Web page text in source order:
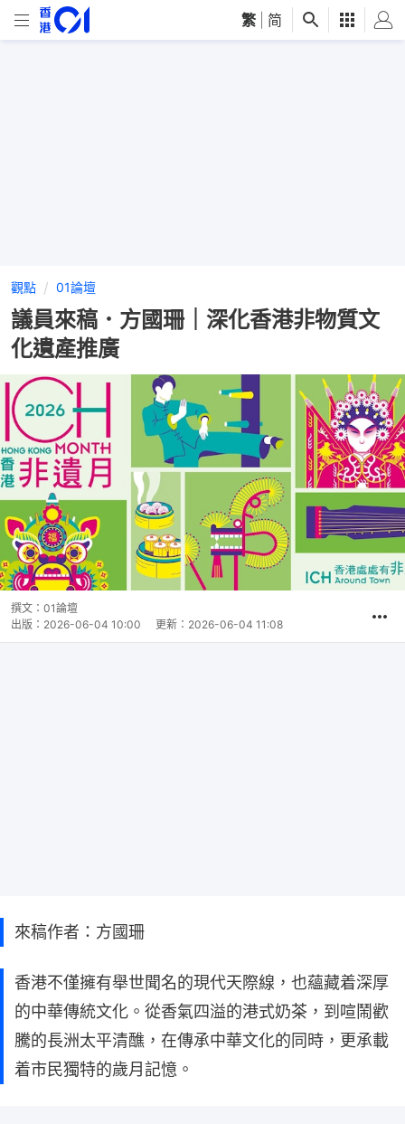
繁 简
觀點 01論壇
議員來稿．方國珊｜深化香港非物質文
化遺產推廣
撰文： 01論壇
出版： 2026-06-04 10:00 更新： 2026-06-04 11:08
來稿作者：方國珊
香港不僅擁有舉世聞名的現代天際線，也蘊藏着深厚
的中華傳統文化。從香氣四溢的港式奶茶，到喧鬧歡
騰的長洲太平清醮，在傳承中華文化的同時，更承載
着市民獨特的歲月記憶。